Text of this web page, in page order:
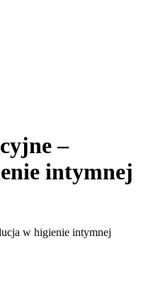
–
intymnej
w higienie intymnej